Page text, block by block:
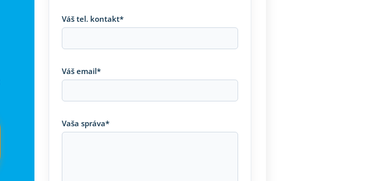
Váš tel. kontakt*
Váš email*
Vaša správa*